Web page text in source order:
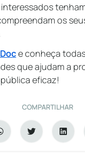
os
e conheça
que ajudam a
eficaz!
COMPARTILHAR